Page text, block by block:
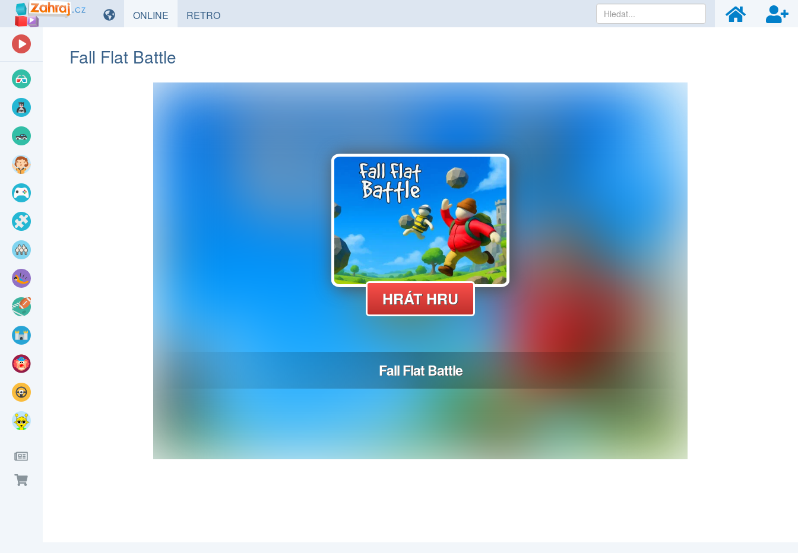
ONLINE HRYRETROHRY
Fall Flat Battle